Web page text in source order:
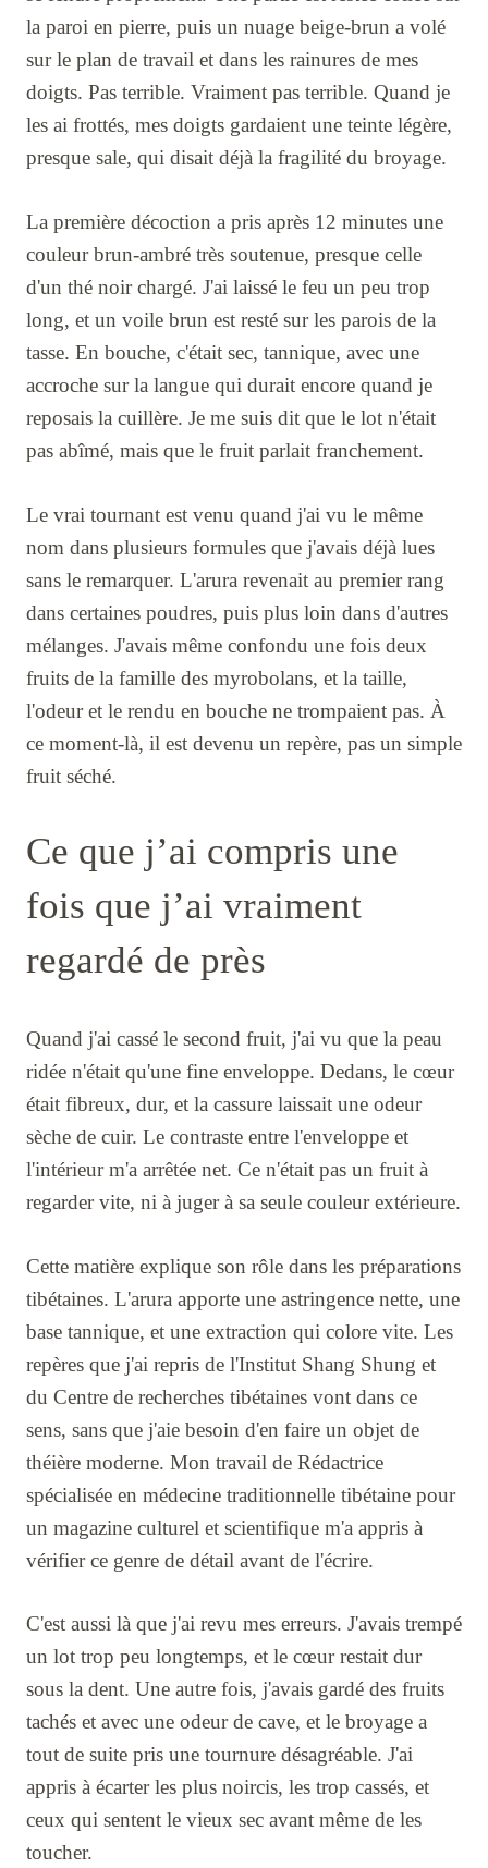
la paroi en pierre, puis un nuage beige-brun a volé
sur le plan de travail et dans les rainures de mes
doigts. Pas terrible. Vraiment pas terrible. Quand je
les ai frottés, mes doigts gardaient une teinte légère,
presque sale, qui disait déjà la fragilité du broyage.
La première décoction a pris après 12 minutes une
couleur brun-ambré très soutenue, presque celle
d'un thé noir chargé. J'ai laissé le feu un peu trop
long, et un voile brun est resté sur les parois de la
tasse. En bouche, c'était sec, tannique, avec une
accroche sur la langue qui durait encore quand je
reposais la cuillère. Je me suis dit que le lot n'était
pas abîmé, mais que le fruit parlait franchement.
Le vrai tournant est venu quand j'ai vu le même
nom dans plusieurs formules que j'avais déjà lues
sans le remarquer. L'arura revenait au premier rang
dans certaines poudres, puis plus loin dans d'autres
mélanges. J'avais même confondu une fois deux
fruits de la famille des myrobolans, et la taille,
l'odeur et le rendu en bouche ne trompaient pas. À
ce moment-là, il est devenu un repère, pas un simple
fruit séché.
Ce que j’ai compris une
fois que j’ai vraiment
regardé de près
Quand j'ai cassé le second fruit, j'ai vu que la peau
ridée n'était qu'une fine enveloppe. Dedans, le cœur
était fibreux, dur, et la cassure laissait une odeur
sèche de cuir. Le contraste entre l'enveloppe et
l'intérieur m'a arrêtée net. Ce n'était pas un fruit à
regarder vite, ni à juger à sa seule couleur extérieure.
Cette matière explique son rôle dans les préparations
tibétaines. L'arura apporte une astringence nette, une
base tannique, et une extraction qui colore vite. Les
repères que j'ai repris de l'Institut Shang Shung et
du Centre de recherches tibétaines vont dans ce
sens, sans que j'aie besoin d'en faire un objet de
théière moderne. Mon travail de Rédactrice
spécialisée en médecine traditionnelle tibétaine pour
un magazine culturel et scientifique m'a appris à
vérifier ce genre de détail avant de l'écrire.
C'est aussi là que j'ai revu mes erreurs. J'avais trempé
un lot trop peu longtemps, et le cœur restait dur
sous la dent. Une autre fois, j'avais gardé des fruits
tachés et avec une odeur de cave, et le broyage a
tout de suite pris une tournure désagréable. J'ai
appris à écarter les plus noircis, les trop cassés, et
ceux qui sentent le vieux sec avant même de les
toucher.